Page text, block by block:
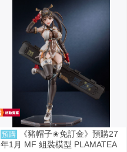
預購
《豬帽子✬免訂金》預購27
年1月 MF 組裝模型 PLAMATEA